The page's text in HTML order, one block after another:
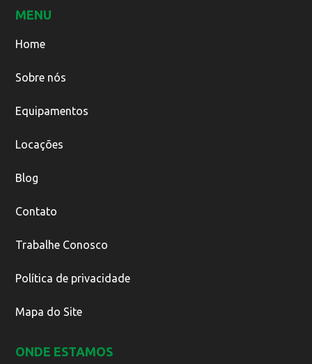
MENU
Home
Sobre nós
Equipamentos
Locações
Blog
Contato
Trabalhe Conosco
Política de privacidade
Mapa do Site
ONDE ESTAMOS